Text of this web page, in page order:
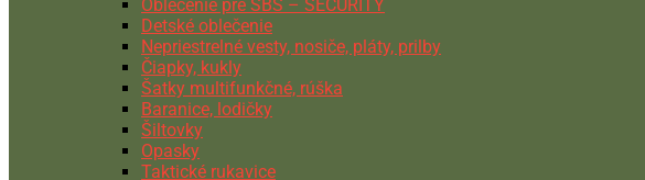
Oblečenie pre SBS – SECURITY
Detské oblečenie
Nepriestrelné vesty, nosiče, pláty, prilby
Čiapky, kukly
Šatky multifunkčné, rúška
Baranice, lodičky
Šiltovky
Opasky
Taktické rukavice